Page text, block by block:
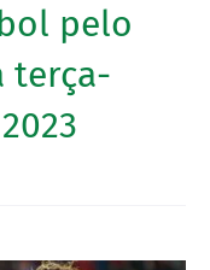
pelo
terça-